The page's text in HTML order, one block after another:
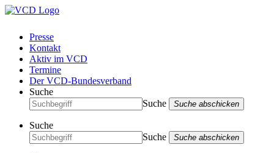
Presse
Kontakt
Aktiv im VCD
Termine
Der VCD-Bundesverband
Suche
Suche
Suche abschicken
Suche
Suche
Suche abschicken